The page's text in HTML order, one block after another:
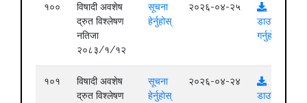
१००
विषादी अवशेष
द्रुत विश्लेषण
नतिजा
२०८३/१/१२
सूचना
हेर्नुहोस्
२०२६-०४-२५
डाउनलोड
गर्नुहोस्
१०१
विषादी अवशेष
द्रुत विश्लेषण
सूचना
हेर्नुहोस्
२०२६-०४-२४
डाउनलोड